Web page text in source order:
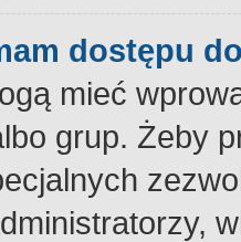
dostępu
mieć
grup. Żeby